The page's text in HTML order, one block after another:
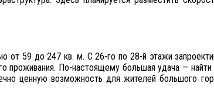
от 59 до 247 кв. м. С 26-го по 28-й этажи
проживания. По-настоящему большая удача —
ценную возможность для жителей большого